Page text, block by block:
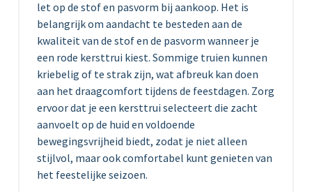
let op de stof en pasvorm bij aankoop. Het is
belangrijk om aandacht te besteden aan de
kwaliteit van de stof en de pasvorm wanneer je
een rode kersttrui kiest. Sommige truien kunnen
kriebelig of te strak zijn, wat afbreuk kan doen
aan het draagcomfort tijdens de feestdagen. Zorg
ervoor dat je een kersttrui selecteert die zacht
aanvoelt op de huid en voldoende
bewegingsvrijheid biedt, zodat je niet alleen
stijlvol, maar ook comfortabel kunt genieten van
het feestelijke seizoen.